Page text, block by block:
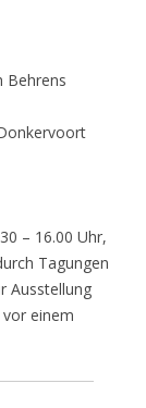
Behrens
– 16.00 Uhr,
Tagungen
Ausstellung
einem